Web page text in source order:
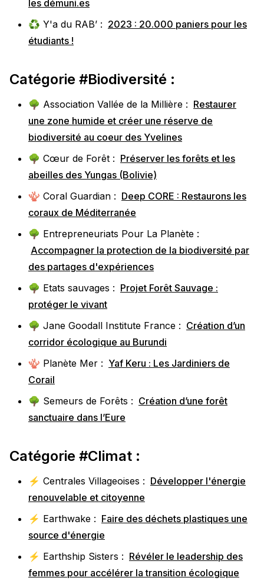
les démuni.es
♻️ Y'a du RAB’ : 2023 : 20.000 paniers pour les
étudiants !
Catégorie #Biodiversité :
🌳 Association Vallée de la Millière : Restaurer
une zone humide et créer une réserve de
biodiversité au coeur des Yvelines
🌳 Cœur de Forêt : Préserver les forêts et les
abeilles des Yungas (Bolivie)
🪸 Coral Guardian : Deep CORE : Restaurons les
coraux de Méditerranée
🌳 Entrepreneuriats Pour La Planète :
Accompagner la protection de la biodiversité par
des partages d'expériences
🌳 Etats sauvages : Projet Forêt Sauvage :
protéger le vivant
🌳 Jane Goodall Institute France : Création d’un
corridor écologique au Burundi
🪸 Planète Mer : Yaf Keru : Les Jardiniers de
Corail
🌳 Semeurs de Forêts : Création d’une forêt
sanctuaire dans l’Eure
Catégorie #Climat :
⚡️ Centrales Villageoises : Développer l'énergie
renouvelable et citoyenne
⚡️ Earthwake : Faire des déchets plastiques une
source d'énergie
⚡️ Earthship Sisters : Révéler le leadership des
femmes pour accélérer la transition écologique